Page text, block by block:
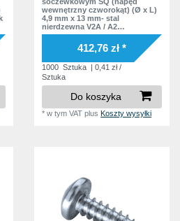
wewnętrzny czworokąt) (Ø x L)
4,9 mm x 13 mm- stal
nierdzewna V2A / A2
soczewkowy nacięcie
Podkładka polyamid
412,76 zł *
1000 Sztuka | 0,41 zł /
Sztuka
Do koszyka
*w tym VAT plusKoszty wysyłki